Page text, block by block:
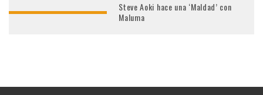
Steve Aoki hace una ‘Maldad’ con
Maluma